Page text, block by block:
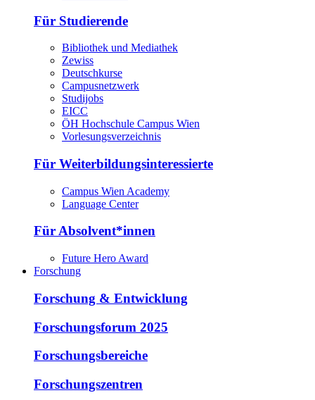
Für Studierende
Bibliothek und Mediathek
Zewiss
Deutschkurse
Campusnetzwerk
Studijobs
EICC
ÖH Hochschule Campus Wien
Vorlesungsverzeichnis
Für Weiterbildungsinteressierte
Campus Wien Academy
Language Center
Für Absolvent*innen
Future Hero Award
Forschung
Forschung & Entwicklung
Forschungsforum 2025
Forschungsbereiche
Forschungszentren